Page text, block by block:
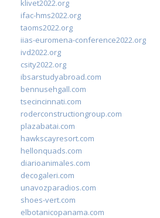
klivet2022.org
ifac-hms2022.org
taoms2022.org
iias-euromena-conference2022.org
ivd2022.org
csity2022.org
ibsarstudyabroad.com
bennusehgall.com
tsecincinnati.com
roderconstructiongroup.com
plazabatai.com
hawkscayresort.com
hellonquads.com
diarioanimales.com
decogaleri.com
unavozparadios.com
shoes-vert.com
elbotanicopanama.com